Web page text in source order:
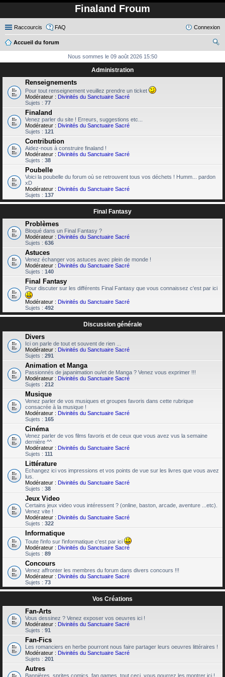
Finaland Froum
Raccourcis FAQ Connexion
Accueil du forum
ch
Nous sommes le 09 août 2026 15:50
Administration
Renseignements
Pour tout renseignement veuillez prendre un ticket
Modérateur : Divinités du Sanctuaire Sacré
Sujets : 77
Finaland
Venez parler du site ! Erreurs, suggestions etc...
Modérateur : Divinités du Sanctuaire Sacré
Sujets : 121
Contribution
Aidez-nous à construire finaland !
Modérateur : Divinités du Sanctuaire Sacré
Sujets : 38
Poubelle
Voici la poubelle du forum où se retrouvent tous vos déchets ! Humm... pardon
xD
Modérateur : Divinités du Sanctuaire Sacré
Sujets : 137
Final Fantasy
Problèmes
Bloqué dans un Final Fantasy ?
Modérateur : Divinités du Sanctuaire Sacré
Sujets : 636
Astuces
Venez échanger vos astuces avec plein de monde !
Modérateur : Divinités du Sanctuaire Sacré
Sujets : 140
Final Fantasy
Pour discuter sur les différents Final Fantasy que vous connaissez c'est par ici
Modérateur : Divinités du Sanctuaire Sacré
Sujets : 492
Discussion générale
Divers
Ici on parle de tout et souvent de rien ...
Modérateur : Divinités du Sanctuaire Sacré
Sujets : 291
Animation et Manga
Passionnés de japanimation ou/et de Manga ? Venez vous exprimer !!!
Modérateur : Divinités du Sanctuaire Sacré
Sujets : 212
Musique
Venez parler de vos musiques et groupes favoris dans cette rubrique
consacrée à la musique !
Modérateur : Divinités du Sanctuaire Sacré
Sujets : 165
Cinéma
Venez parler de vos films favoris et de ceux que vous avez vus la semaine
dernière ^^
Modérateur : Divinités du Sanctuaire Sacré
Sujets : 111
Littérature
Echangez ici vos impressions et vos points de vue sur les livres que vous avez
lus.
Modérateur : Divinités du Sanctuaire Sacré
Sujets : 38
Jeux Video
Certains jeux video vous intéressent ? (online, baston, arcade, aventure ...etc).
Venez vite !
Modérateur : Divinités du Sanctuaire Sacré
Sujets : 322
Informatique
Toute l'info sur l'informatique c'est par ici
Modérateur : Divinités du Sanctuaire Sacré
Sujets : 89
Concours
Venez affronter les membres du forum dans divers concours !!!
Modérateur : Divinités du Sanctuaire Sacré
Sujets : 73
Vos Créations
Fan-Arts
Vous dessinez ? Venez exposer vos oeuvres ici !
Modérateur : Divinités du Sanctuaire Sacré
Sujets : 91
Fan-Fics
Les romanciers en herbe pourront nous faire partager leurs oeuvres littéraires !
Modérateur : Divinités du Sanctuaire Sacré
Sujets : 201
Autres
Bannières, sprites comics, fan games, tout ceci, vous pourrez les montrer ici !